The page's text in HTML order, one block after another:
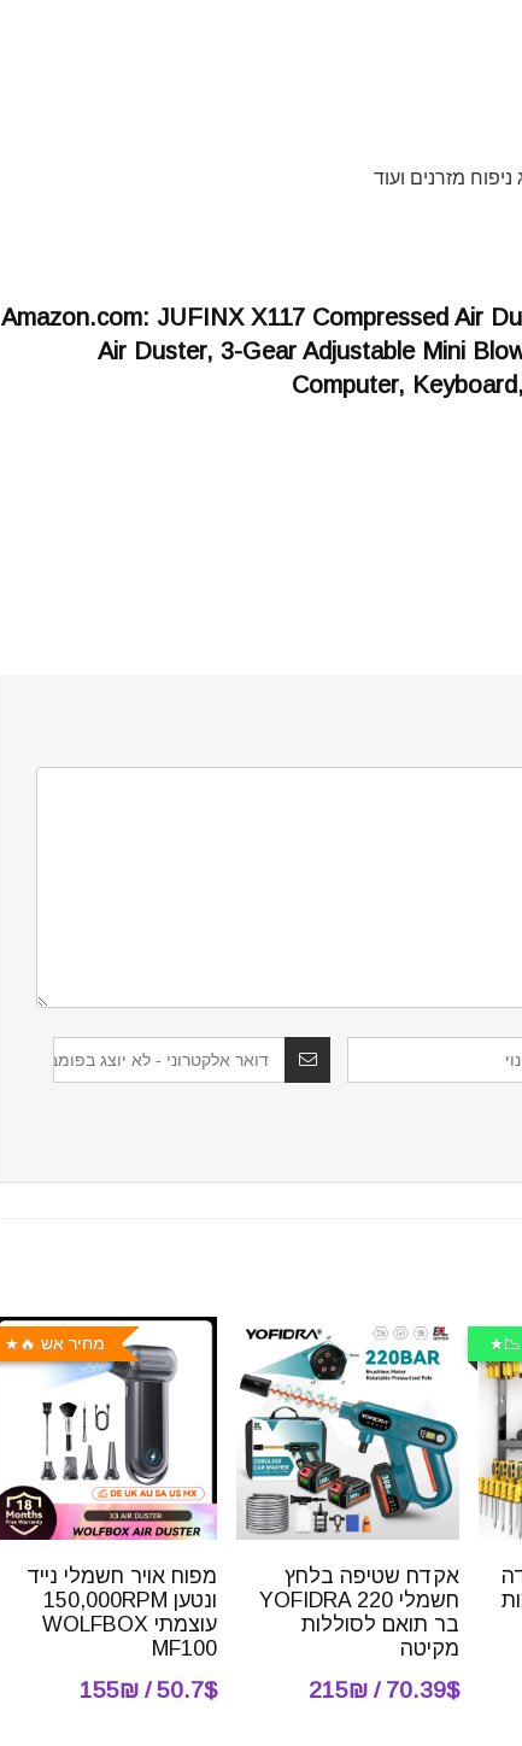
מזרנים ועוד
Amazon.com: JUFINX X117 Compressed Air
Air Duster, 3-Gear Adjustable Mini
Computer,
קומות
אקדח שטיפה בלחץ
חשמלי YOFIDRA 220
בר תואם לסוללות
מקיטה
70.39$ / 215₪
מחיר אש 🔥
מפוח אויר חשמלי נייד
ונטען 150,000RPM
עוצמתי WOLFBOX
MF100
50.7$ / 155₪